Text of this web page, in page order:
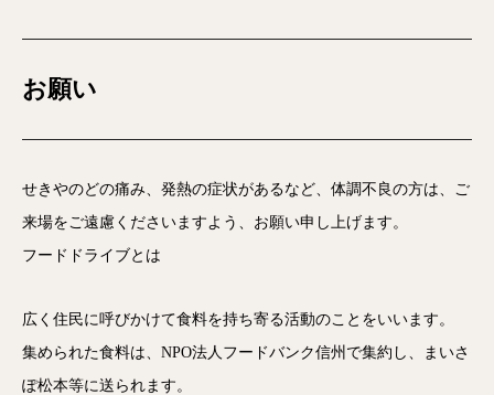
お願い
せきやのどの痛み、発熱の症状があるなど、体調不良の方は、ご
来場をご遠慮くださいますよう、お願い申し上げます。
フードドライブとは
広く住民に呼びかけて食料を持ち寄る活動のことをいいます。
集められた食料は、NPO法人フードバンク信州で集約し、まいさ
ぽ松本等に送られます。